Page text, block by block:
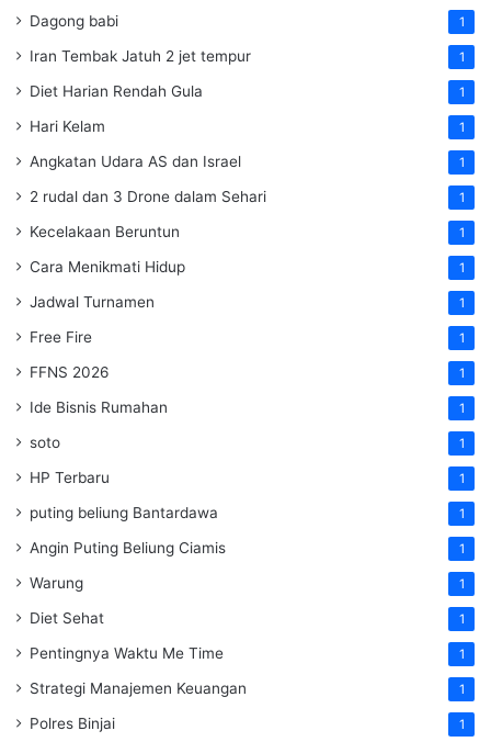
Dagong babi 1
Iran Tembak Jatuh 2 jet tempur 1
Diet Harian Rendah Gula 1
Hari Kelam 1
Angkatan Udara AS dan Israel 1
2 rudal dan 3 Drone dalam Sehari 1
Kecelakaan Beruntun 1
Cara Menikmati Hidup 1
Jadwal Turnamen 1
Free Fire 1
FFNS 2026 1
Ide Bisnis Rumahan 1
soto 1
HP Terbaru 1
puting beliung Bantardawa 1
Angin Puting Beliung Ciamis 1
Warung 1
Diet Sehat 1
Pentingnya Waktu Me Time 1
Strategi Manajemen Keuangan 1
Polres Binjai 1